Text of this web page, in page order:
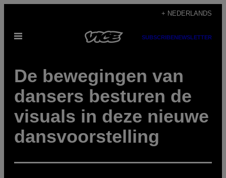
de
+ NEDERLANDS
Open
SUBSCRIBENEWSLETTER
De bewegingen van
dansers besturen de
visuals in deze nieuwe
dansvoorstelling